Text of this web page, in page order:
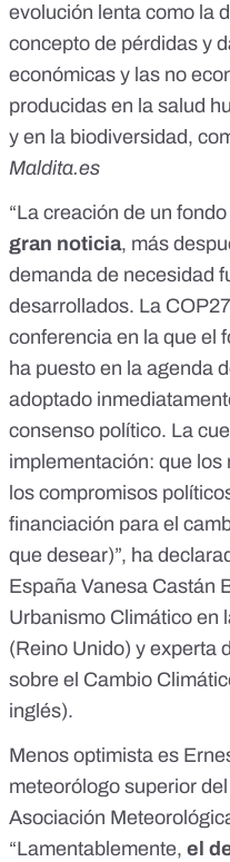
evolución lenta como la
concepto de pérdidas y
económicas y las no
producidas en la salud
y en la biodiversidad,
Maldita.es
“La creación de un
gran noticia, más
demanda de necesidad
desarrollados. La
conferencia en la que el
ha puesto en la agenda
adoptado
consenso político. La
implementación: que
los compromisos
financiación para el
que desear)”, ha
España Vanesa Castán
Urbanismo Climático en
(Reino Unido) y experta
sobre el Cambio
inglés).
Menos optimista es
meteorólogo superior
Asociación
“Lamentablemente, el